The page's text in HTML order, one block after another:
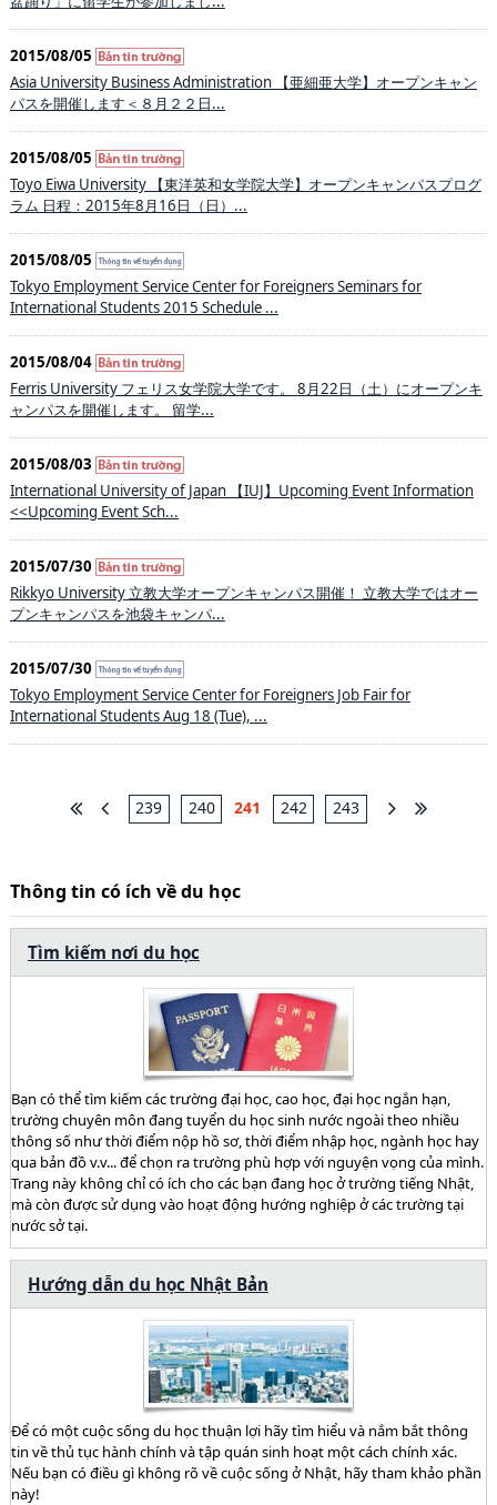
2015/08/05
Asia University Business Administration 【亜細亜大学】オープンキャン
パスを開催します＜８月２２日...
2015/08/05
Toyo Eiwa University 【東洋英和女学院大学】オープンキャンパスプログ
ラム 日程：2015年8月16日（日）...
2015/08/05
Tokyo Employment Service Center for Foreigners Seminars for
International Students 2015 Schedule ...
2015/08/04
Ferris University フェリス女学院大学です。 8月22日（土）にオープンキ
ャンパスを開催します。 留学...
2015/08/03
International University of Japan 【IUJ】Upcoming Event Information
<<Upcoming Event Sch...
2015/07/30
Rikkyo University 立教大学オープンキャンパス開催！ 立教大学ではオー
プンキャンパスを池袋キャンパ...
2015/07/30
Tokyo Employment Service Center for Foreigners Job Fair for
International Students Aug 18 (Tue), ...
239 240 241 242 243
Thông tin có ích về du học
Tìm kiếm nơi du học
Bạn có thể tìm kiếm các trường đại học, cao học, đại học ngắn hạn,
trường chuyên môn đang tuyển du học sinh nước ngoài theo nhiều
thông số như thời điểm nộp hồ sơ, thời điểm nhập học, ngành học hay
qua bản đồ v.v... để chọn ra trường phù hợp với nguyện vọng của mình.
Trang này không chỉ có ích cho các bạn đang học ở trường tiếng Nhật,
mà còn được sử dụng vào hoạt động hướng nghiệp ở các trường tại
nước sở tại.
Hướng dẫn du học Nhật Bản
Để có một cuộc sống du học thuận lợi hãy tìm hiểu và nắm bắt thông
tin về thủ tục hành chính và tập quán sinh hoạt một cách chính xác.
Nếu bạn có điều gì không rõ về cuộc sống ở Nhật, hãy tham khảo phần
này!